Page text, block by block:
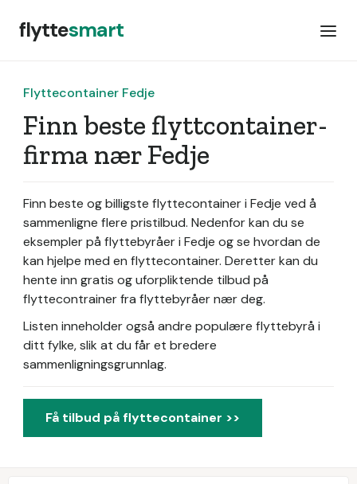
flyttesmart
Flyttecontainer Fedje
Finn beste flyttcontainer-
firma nær Fedje
Finn beste og billigste flyttecontainer i Fedje ved å
sammenligne flere pristilbud. Nedenfor kan du se
eksempler på flyttebyråer i Fedje og se hvordan de
kan hjelpe med en flyttecontainer. Deretter kan du
hente inn gratis og uforpliktende tilbud på
flyttecontrainer fra flyttebyråer nær deg.
Listen inneholder også andre populære flyttebyrå i
ditt fylke, slik at du får et bredere
sammenligningsgrunnlag.
Få tilbud på flyttecontainer >>